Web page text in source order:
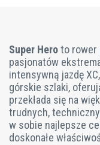
Super Heroto rower
pasjonatów
intensywną jazdę
górskie szlaki,
przekłada się na
trudnych,
w sobie najlepsze
doskonałe